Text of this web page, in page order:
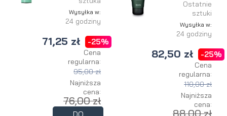
Wysyłka w:
24 godziny
71,25 zł -25%
Cena
regularna:
95,00 zł
Najniższa
cena:
76,00 zł
Ostatnie
sztuki
Wysyłka w:
24 godziny
82,50 zł -25%
Cena
regularna:
110,00 zł
Najniższa
cena:
88,00 zł